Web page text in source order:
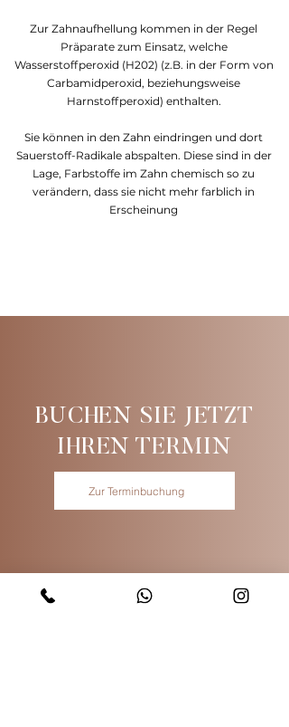
Zur Zahnaufhellung kommen in der Regel
Präparate zum Einsatz, welche
Wasserstoffperoxid (H202) (z.B. in der Form von
Carbamidperoxid, beziehungsweise
Harnstoffperoxid) enthalten.
Sie können in den Zahn eindringen und dort
Sauerstoff-Radikale abspalten. Diese sind in der
Lage, Farbstoffe im Zahn chemisch so zu
verändern, dass sie nicht mehr farblich in
Erscheinung
BUCHEN SIE JETZT
IHREN TERMIN
Zur Terminbuchung